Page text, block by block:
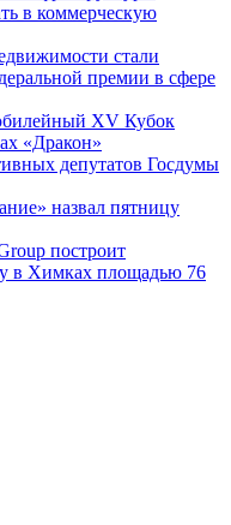
в коммерческую
стали
премии в сфере
XV Кубок
«Дракон»
депутатов Госдумы
назвал пятницу
построит
в Химках площадью 76